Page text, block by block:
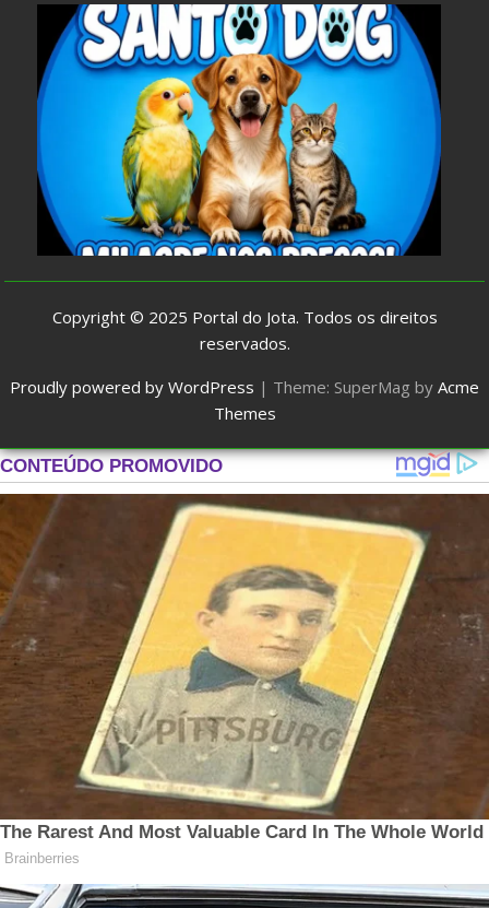
Copyright © 2025 Portal do Jota. Todos os direitos
reservados.
Proudly powered by WordPress | Theme: SuperMag by Acme
Themes